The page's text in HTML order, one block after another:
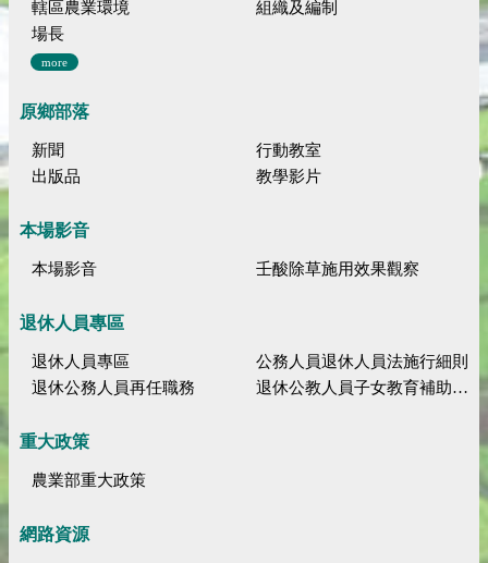
轄區農業環境
組織及編制
場長
more
原鄉部落
新聞
行動教室
出版品
教學影片
本場影音
本場影音 壬酸除草施用效果觀察
退休人員專區
退休人員專區
公務人員退休人員法施行細則
退休公務人員再任職務
退休公教人員子女教育補助規定
重大政策
農業部重大政策
網路資源